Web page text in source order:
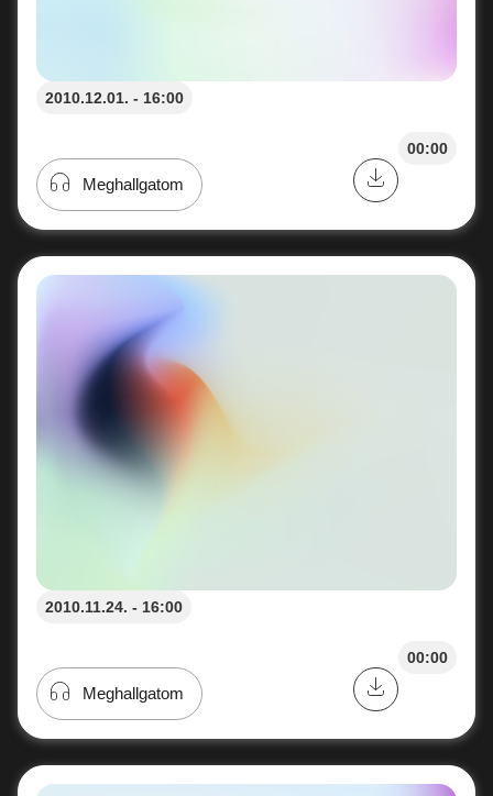
2010.12.01. - 16:00
00:00
Meghallgatom
2010.11.24. - 16:00
00:00
Meghallgatom